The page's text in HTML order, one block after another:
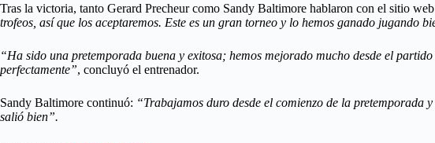
Tras la victoria, tanto Gerard Precheur como Sandy Baltimore hablaron con el sitio
trofeos, así que los aceptaremos. Este es un gran torneo y lo hemos ganado jugando
“Ha sido una pretemporada buena y exitosa; hemos mejorado mucho desde el
perfectamente”, concluyó el entrenador.
Sandy Baltimore continuó: “Trabajamos duro desde el comienzo de la
salió bien”.